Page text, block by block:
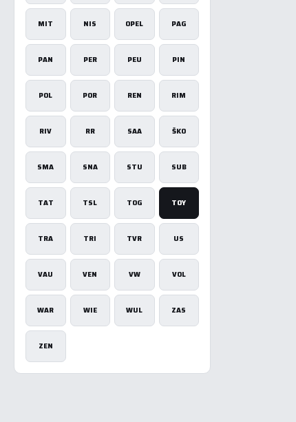
MIT NIS OPEL PAG
PAN PER PEU PIN
POL POR REN RIM
RIV RR SAA ŠKO
SMA SNA STU SUB
TAT TSL TOG TOY
TRA TRI TVR US
VAU VEN VW VOL
WAR WIE WUL ZAS
ZEN